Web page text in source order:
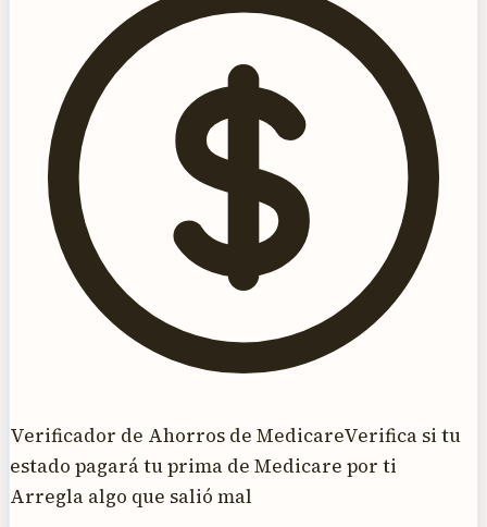
Verificador de Ahorros de MedicareVerifica si tu
estado pagará tu prima de Medicare por ti
Arregla algo que salió mal